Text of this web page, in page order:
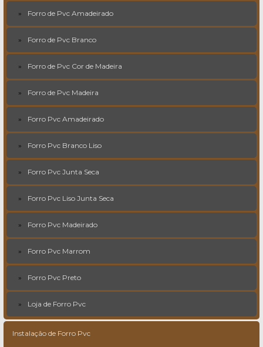
Forro de Pvc Amadeirado
Forro de Pvc Branco
Forro de Pvc Cor de Madeira
Forro de Pvc Madeira
Forro Pvc Amadeirado
Forro Pvc Branco Liso
Forro Pvc Junta Seca
Forro Pvc Liso Junta Seca
Forro Pvc Madeirado
Forro Pvc Marrom
Forro Pvc Preto
Loja de Forro Pvc
Instalação de Forro Pvc